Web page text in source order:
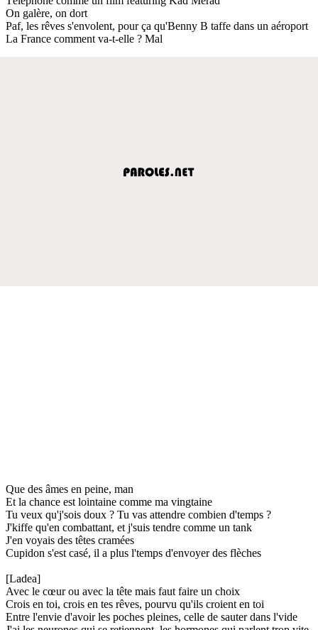
On galère, on dort
Paf, les rêves s'envolent, pour ça qu'Benny B taffe dans un aéroport
La France comment va-t-elle ? Mal
Que des âmes en peine, man
Et la chance est lointaine comme ma vingtaine
Tu veux qu'j'sois doux ? Tu vas attendre combien d'temps ?
J'kiffe qu'en combattant, et j'suis tendre comme un tank
J'en voyais des têtes cramées
Cupidon s'est casé, il a plus l'temps d'envoyer des flèches
[Ladea]
Avec le cœur ou avec la tête mais faut faire un choix
Crois en toi, crois en tes rêves, pourvu qu'ils croient en toi
Entre l'envie d'avoir les poches pleines, celle de sauter dans l'vide